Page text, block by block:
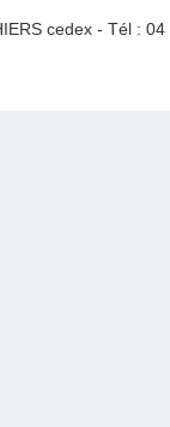
cedex - Tél :